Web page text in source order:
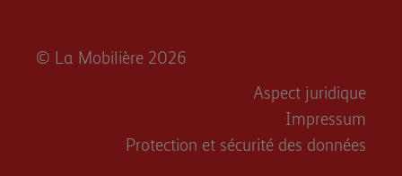
© La Mobilière 2026
Aspect juridique
Impressum
Protection et sécurité des données